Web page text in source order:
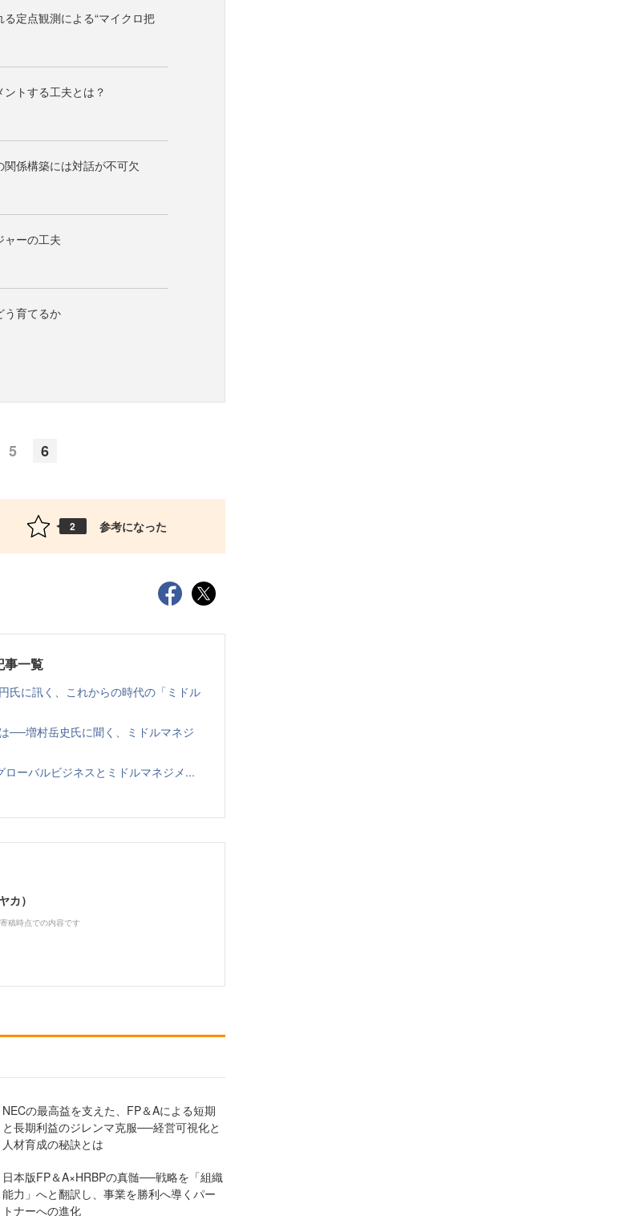
定点観測による“マイクロ把
トする工夫とは？
係構築には対話が不可欠
ャーの工夫
う育てるか
5 6
2 参考になった
事一覧
氏に訊く、これからの時代の「ミドル
──増村岳史氏に聞く、ミドルマネジ
ーバルビジネスとミドルマネジメ...
カ）
稿時点での内容です
NECの最高益を支えた、FP＆Aによる短期
と長期利益のジレンマ克服──経営可視化と
人材育成の秘訣とは
日本版FP＆A×HRBPの真髄──戦略を「組織
能力」へと翻訳し、事業を勝利へ導くパー
トナーへの進化